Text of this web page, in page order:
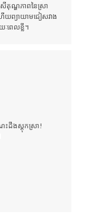
ាសីតុណ្ហភាពនៃស្រា
ើយព្យាយាមជៀសវាង
ៈពេលខ្លី។